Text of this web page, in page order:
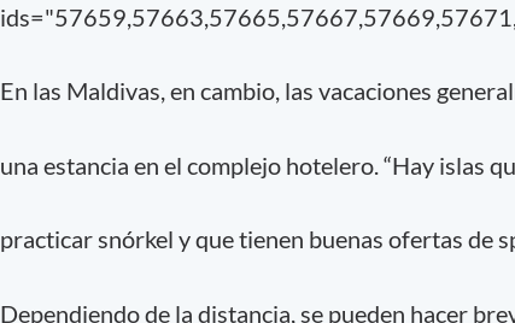
En las Maldivas, en cambio, las vacaciones
una estancia en el complejo hotelero. “Hay islas
practicar snórkel y que tienen buenas ofertas de
Dependiendo de la distancia, se pueden hacer